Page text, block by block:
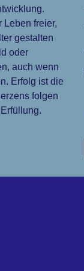
Leben freier,
gestalten
oder
auch wenn
Erfolg ist die
folgen